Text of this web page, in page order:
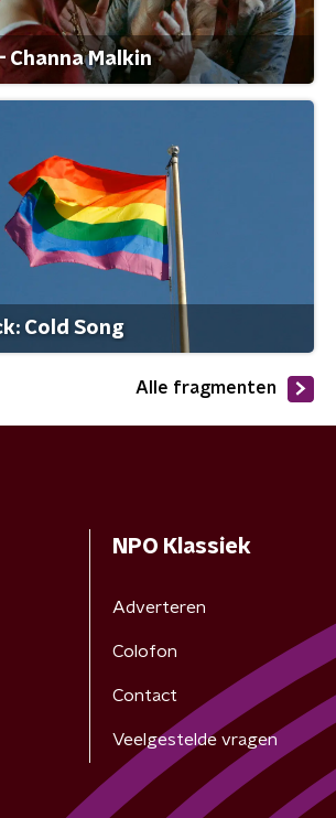
Channa Malkin
Cold Song
Alle fragmenten
NPO Klassiek
Adverteren
Colofon
Contact
Veelgestelde vragen